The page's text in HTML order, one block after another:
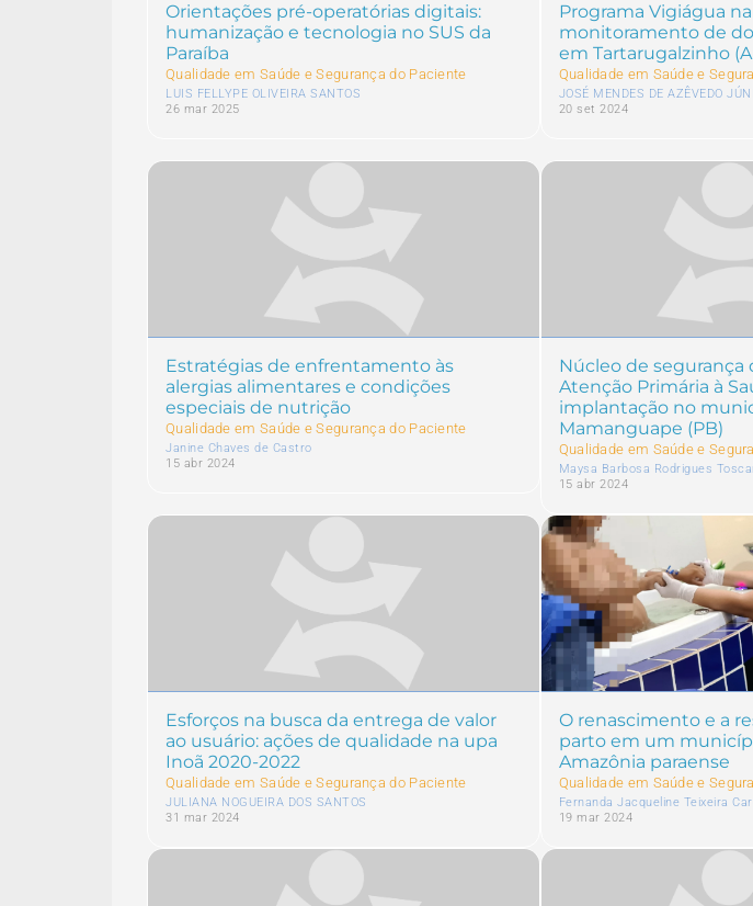
Orientações pré-operatórias digitais:
humanização e tecnologia no SUS da
Paraíba
Qualidade em Saúde e Segurança do Paciente
LUIS FELLYPE OLIVEIRA SANTOS
26 mar 2025
Programa Vigiágua
monitoramento de
em Tartarugalzinho
Qualidade em Saúde e
JOSÉ MENDES DE AZÊVEDO
20 set 2024
Estratégias de enfrentamento às
alergias alimentares e condições
especiais de nutrição
Qualidade em Saúde e Segurança do Paciente
Janine Chaves de Castro
15 abr 2024
Núcleo de segurança
Atenção Primária à
implantação no
Mamanguape (PB)
Qualidade em Saúde e
Maysa Barbosa Rodrigues
15 abr 2024
Esforços na busca da entrega de valor
ao usuário: ações de qualidade na upa
Inoã 2020-2022
Qualidade em Saúde e Segurança do Paciente
JULIANA NOGUEIRA DOS SANTOS
31 mar 2024
O renascimento e a
parto em um
Amazônia paraense
Qualidade em Saúde e
Fernanda Jacqueline Teixeira
19 mar 2024